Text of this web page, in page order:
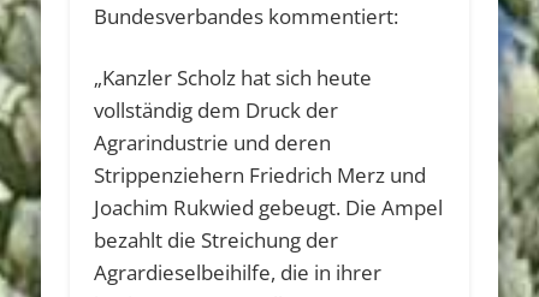
Bundesverbandes kommentiert:
„Kanzler Scholz hat sich heute
vollständig dem Druck der
Agrarindustrie und deren
Strippenziehern Friedrich Merz und
Joachim Rukwied gebeugt. Die Ampel
bezahlt die Streichung der
Agrardieselbeihilfe, die in ihrer